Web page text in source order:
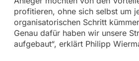
profitieren, ohne sich selbst um
organisatorischen Schritt
Genau dafür haben wir unsere
aufgebaut“, erklärt Philipp